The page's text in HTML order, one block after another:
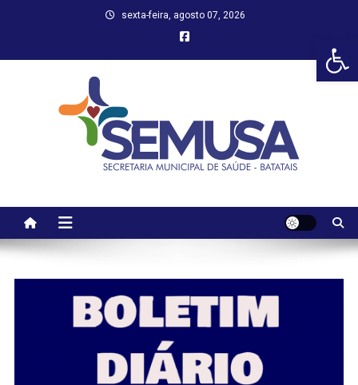
sexta-feira, agosto 07, 2026